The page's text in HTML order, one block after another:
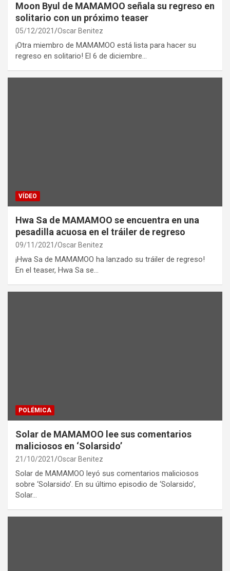
Moon Byul de MAMAMOO señala su regreso en
solitario con un próximo teaser
05/12/2021 Oscar Benitez
¡Otra miembro de MAMAMOO está lista para hacer su
regreso en solitario! El 6 de diciembre…
VÍDEO
Hwa Sa de MAMAMOO se encuentra en una
pesadilla acuosa en el tráiler de regreso
09/11/2021 Oscar Benitez
¡Hwa Sa de MAMAMOO ha lanzado su tráiler de regreso!
En el teaser, Hwa Sa se…
POLÉMICA
Solar de MAMAMOO lee sus comentarios
maliciosos en ‘Solarsido’
21/10/2021 Oscar Benitez
Solar de MAMAMOO leyó sus comentarios maliciosos
sobre ‘Solarsido’. En su último episodio de ‘Solarsido’,
Solar…